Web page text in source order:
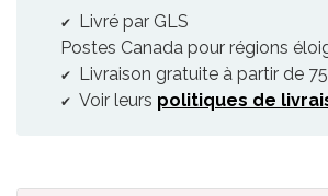
Livré par GLS
Postes Canada pour régions
Livraison gratuite à partir de
Voir leurs politiques de